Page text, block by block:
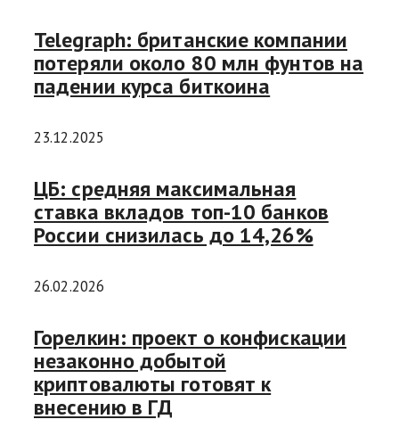
Telegraph: британские компании
потеряли около 80 млн фунтов на
падении курса биткоина
23.12.2025
ЦБ: средняя максимальная
ставка вкладов топ-10 банков
России снизилась до 14,26%
26.02.2026
Горелкин: проект о конфискации
незаконно добытой
криптовалюты готовят к
внесению в ГД